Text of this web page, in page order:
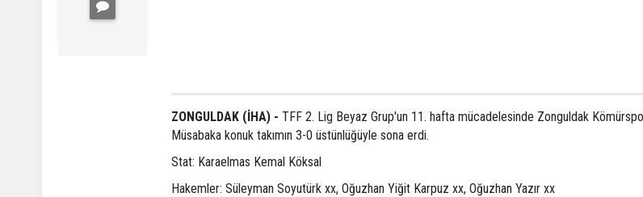
ZONGULDAK (İHA) - TFF 2. Lig Beyaz Grup'un 11. hafta mücadelesinde Zonguldak
Müsabaka konuk takımın 3-0 üstünlüğüyle sona erdi.
Stat: Karaelmas Kemal Köksal
Hakemler: Süleyman Soyutürk xx, Oğuzhan Yiğit Karpuz xx, Oğuzhan Yazır xx